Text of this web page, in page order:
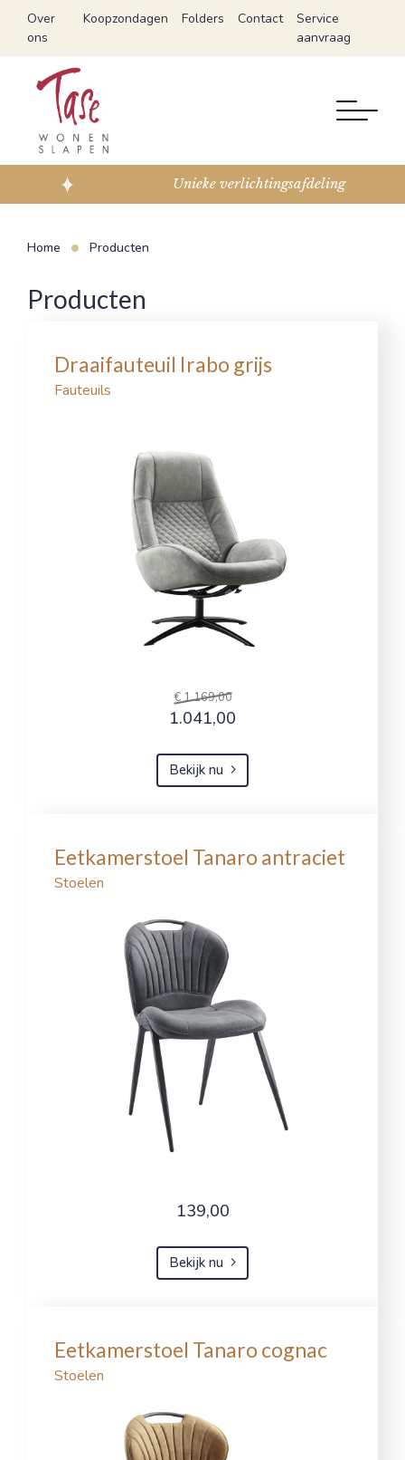
Over
ons
Koopzondagen Folders Contact
Service
aanvraag
Unieke verlichtingsafdeling
Home Producten
Producten
Draaifauteuil Irabo grijs
Fauteuils
€ 1.169,00
1.041,00
Bekijk nu
Eetkamerstoel Tanaro antraciet
Stoelen
139,00
Bekijk nu
Eetkamerstoel Tanaro cognac
Stoelen